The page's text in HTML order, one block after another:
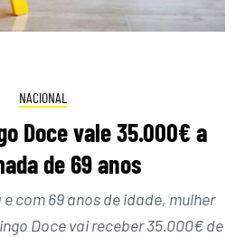
NACIONAL
Doce vale 35.000€ a
de 69 anos
com 69 anos de idade, mulher
Doce vai receber 35.000€ de